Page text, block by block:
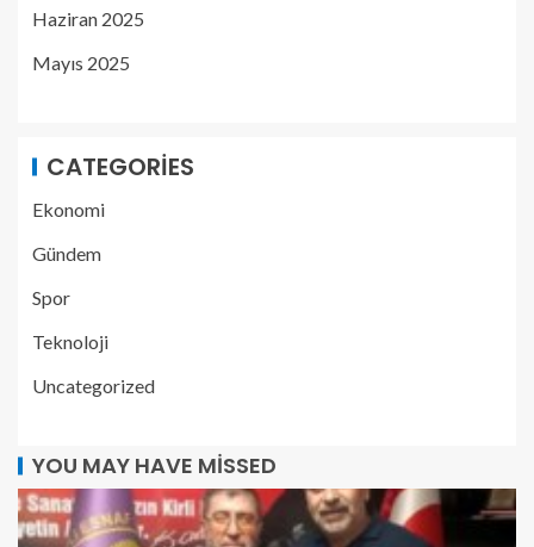
Haziran 2025
Mayıs 2025
CATEGORIES
Ekonomi
Gündem
Spor
Teknoloji
Uncategorized
YOU MAY HAVE MISSED